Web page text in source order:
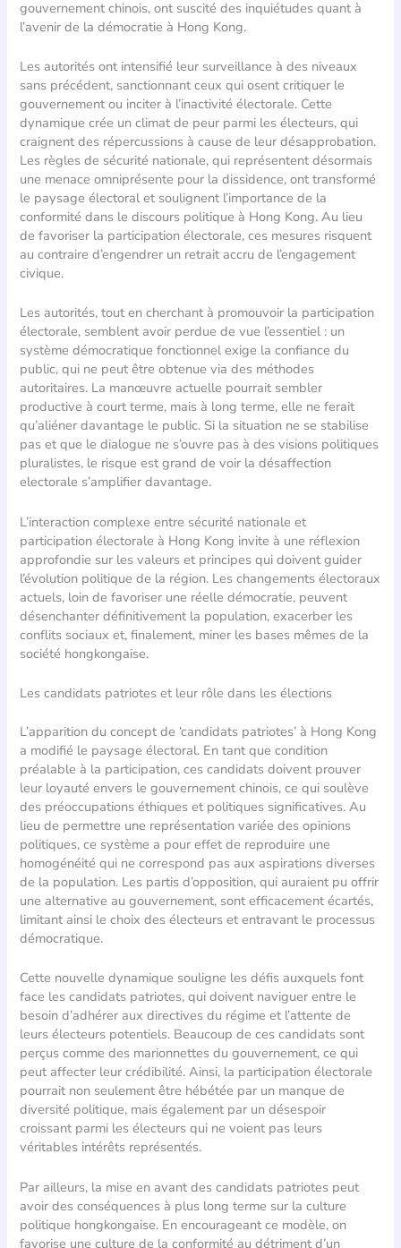
gouvernement chinois, ont suscité des inquiétudes quant à
l’avenir de la démocratie à Hong Kong.
Les autorités ont intensifié leur surveillance à des niveaux
sans précédent, sanctionnant ceux qui osent critiquer le
gouvernement ou inciter à l’inactivité électorale. Cette
dynamique crée un climat de peur parmi les électeurs, qui
craignent des répercussions à cause de leur désapprobation.
Les règles de sécurité nationale, qui représentent désormais
une menace omniprésente pour la dissidence, ont transformé
le paysage électoral et soulignent l’importance de la
conformité dans le discours politique à Hong Kong. Au lieu
de favoriser la participation électorale, ces mesures risquent
au contraire d’engendrer un retrait accru de l’engagement
civique.
Les autorités, tout en cherchant à promouvoir la participation
électorale, semblent avoir perdue de vue l’essentiel : un
système démocratique fonctionnel exige la confiance du
public, qui ne peut être obtenue via des méthodes
autoritaires. La manœuvre actuelle pourrait sembler
productive à court terme, mais à long terme, elle ne ferait
qu’aliéner davantage le public. Si la situation ne se stabilise
pas et que le dialogue ne s’ouvre pas à des visions politiques
pluralistes, le risque est grand de voir la désaffection
electorale s’amplifier davantage.
L’interaction complexe entre sécurité nationale et
participation électorale à Hong Kong invite à une réflexion
approfondie sur les valeurs et principes qui doivent guider
l’évolution politique de la région. Les changements électoraux
actuels, loin de favoriser une réelle démocratie, peuvent
désenchanter définitivement la population, exacerber les
conflits sociaux et, finalement, miner les bases mêmes de la
société hongkongaise.
Les candidats patriotes et leur rôle dans les élections
L’apparition du concept de ‘candidats patriotes’ à Hong Kong
a modifié le paysage électoral. En tant que condition
préalable à la participation, ces candidats doivent prouver
leur loyauté envers le gouvernement chinois, ce qui soulève
des préoccupations éthiques et politiques significatives. Au
lieu de permettre une représentation variée des opinions
politiques, ce système a pour effet de reproduire une
homogénéité qui ne correspond pas aux aspirations diverses
de la population. Les partis d’opposition, qui auraient pu offrir
une alternative au gouvernement, sont efficacement écartés,
limitant ainsi le choix des électeurs et entravant le processus
démocratique.
Cette nouvelle dynamique souligne les défis auxquels font
face les candidats patriotes, qui doivent naviguer entre le
besoin d’adhérer aux directives du régime et l’attente de
leurs électeurs potentiels. Beaucoup de ces candidats sont
perçus comme des marionnettes du gouvernement, ce qui
peut affecter leur crédibilité. Ainsi, la participation électorale
pourrait non seulement être hébétée par un manque de
diversité politique, mais également par un désespoir
croissant parmi les électeurs qui ne voient pas leurs
véritables intérêts représentés.
Par ailleurs, la mise en avant des candidats patriotes peut
avoir des conséquences à plus long terme sur la culture
politique hongkongaise. En encourageant ce modèle, on
favorise une culture de la conformité au détriment d’un